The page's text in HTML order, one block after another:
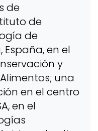
de
de
de
en el
y
una
en el centro
en el